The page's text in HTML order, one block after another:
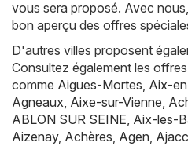
vous sera proposé. Avec
bon aperçu des offres
D'autres villes proposent
Consultez également les
comme Aigues-Mortes, Aix-
Agneaux, Aixe-sur-Vienne,
ABLON SUR SEINE, Aix-les-
Aizenay, Achères, Agen,